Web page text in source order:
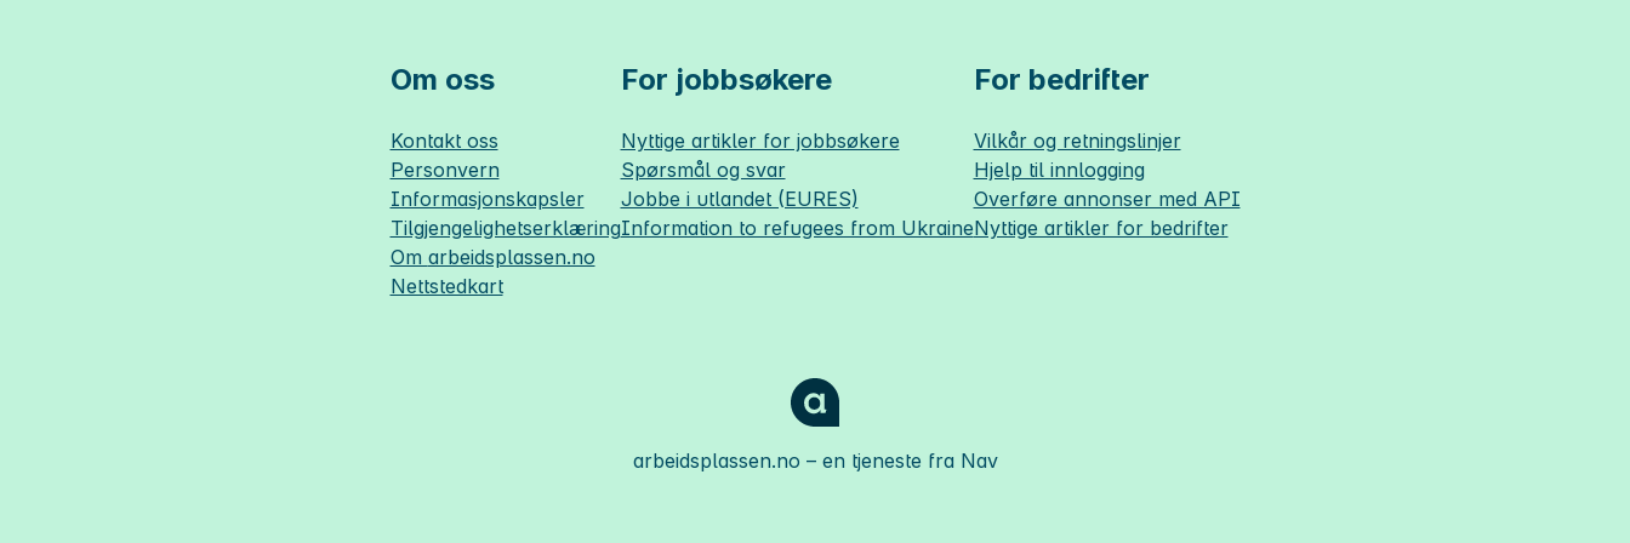
Om oss
Kontakt oss
Personvern
Informasjonskapsler
Tilgjengelighetserklæring
Om arbeidsplassen.no
Nettstedkart
For jobbsøkere
Nyttige artikler for jobbsøkere
Spørsmål og svar
Jobbe i utlandet (EURES)
Information to refugees from Ukraine
For bedrifter
Vilkår og retningslinjer
Hjelp til innlogging
Overføre annonser med API
Nyttige artikler for bedrifter
arbeidsplassen.no – en tjeneste fra Nav